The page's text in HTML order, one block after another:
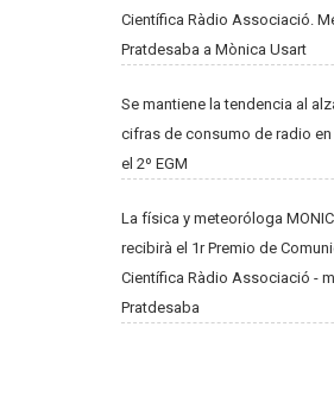
Científica Ràdio Associació.
Pratdesaba a Mònica Usart
Se mantiene la tendencia al
cifras de consumo de radio en
el 2º EGM
La física y meteoróloga
recibirà el 1r Premio de
Científica Ràdio Associació -
Pratdesaba